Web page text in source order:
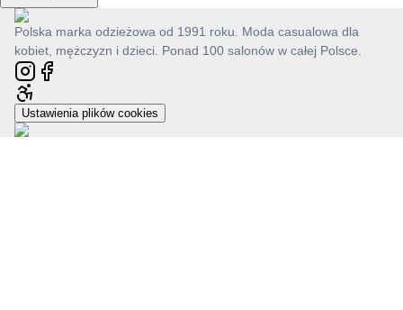
Polska marka odzieżowa od 1991 roku. Moda casualowa dla
kobiet, mężczyzn i dzieci. Ponad 100 salonów w całej Polsce.
Ustawienia plików cookies